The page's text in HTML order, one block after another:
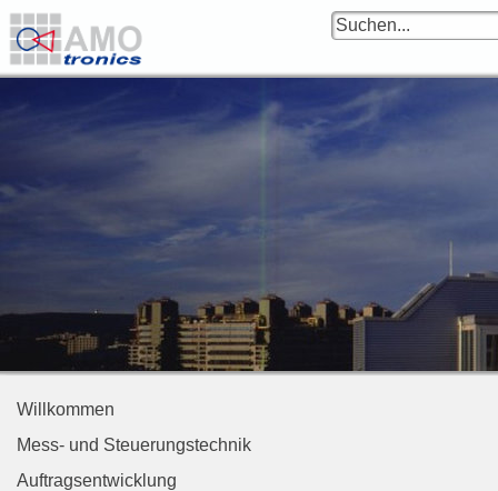
Willkommen
Mess- und Steuerungstechnik
Auftragsentwicklung